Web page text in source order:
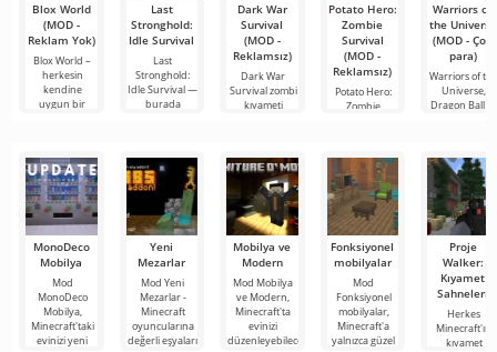
Blox World
(MOD -
Reklam Yok)
Blox World –
herkesin
kendine
uygun bir
Last
Stronghold:
Idle Survival
Last
Stronghold:
Idle Survival —
burada
Dark War
Survival
(MOD -
Reklamsız)
Dark War
Survival zombi
kıyameti
Potato Hero:
Zombie
Survival
(MOD -
Reklamsız)
Potato Hero:
Zombie
Warriors of
the Universe
(MOD - Çok
para)
Warriors of
Universe,
Dragon Ball ve
MonoDeco
Mobilya
Mod
MonoDeco
Mobilya,
Minecraft'taki
evinizi yeni
Yeni
Mezarlar
Mod Yeni
Mezarlar -
Minecraft
oyuncularına
değerli eşyaları
Mobilya ve
Modern
Mod Mobilya
ve Modern,
Minecraft'ta
evinizi
düzenleyebileceğiniz
Fonksiyonel
mobilyalar
Mod
Fonksiyonel
mobilyalar,
Minecraft'a
yalnızca güzel
Proje
Walker:
Kıyamet
Sahneleri
Herkes
Minecraft'ın
kıyamet